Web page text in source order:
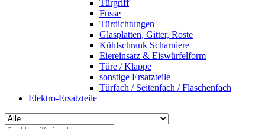
Türgriff
Füsse
Türdichtungen
Glasplatten, Gitter, Roste
Kühlschrank Scharniere
Eiereinsatz & Eiswürfelform
Türe / Klappe
sonstige Ersatzteile
Türfach / Seitenfach / Flaschenfach
Elektro-Ersatzteile